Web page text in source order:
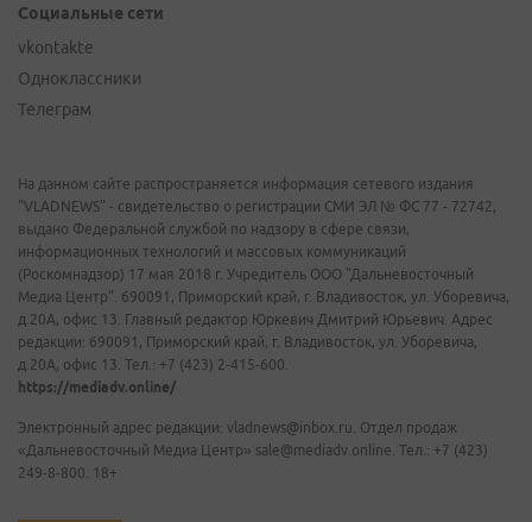
Социальные сети
vkontakte
Одноклассники
Телеграм
На данном сайте распространяется информация сетевого издания
"VLADNEWS" - свидетельство о регистрации СМИ ЭЛ № ФС 77 - 72742,
выдано Федеральной службой по надзору в сфере связи,
информационных технологий и массовых коммуникаций
(Роскомнадзор) 17 мая 2018 г. Учредитель ООО "Дальневосточный
Медиа Центр". 690091, Приморский край, г. Владивосток, ул. Уборевича,
д.20А, офис 13. Главный редактор Юркевич Дмитрий Юрьевич. Адрес
редакции: 690091, Приморский край, г. Владивосток, ул. Уборевича,
д.20А, офис 13. Тел.: +7 (423) 2-415-600.
https://mediadv.online/
Электронный адрес редакции: vladnews@inbox.ru. Отдел продаж
«Дальневосточный Медиа Центр» sale@mediadv.online. Тел.: +7 (423)
249-8-800. 18+